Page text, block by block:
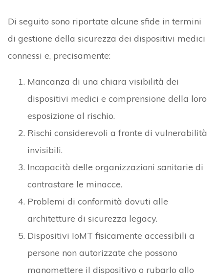
invisibili.
Incapacità delle organizzazioni sanitarie di
contrastare le minacce.
Problemi di conformità dovuti alle
architetture di sicurezza legacy.
Dispositivi IoMT fisicamente accessibili a
persone non autorizzate che possono
manomettere il dispositivo o rubarlo allo
scopo di estrarre dati sensibili.
Dispositivi IoMT non aggiornati o non corretti
che impediscono di rilevare eventuali
vulnerabilità.
Dispositivi IoMT non modificabili e quindi
non in grado di offrire funzioni moderne di
autenticazione.